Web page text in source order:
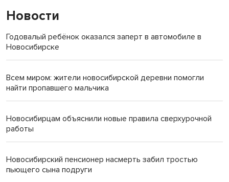
Новости
Годовалый ребёнок оказался заперт в автомобиле в
Новосибирске
Всем миром: жители новосибирской деревни помогли
найти пропавшего мальчика
Новосибирцам объяснили новые правила сверхурочной
работы
Новосибирский пенсионер насмерть забил тростью
пьющего сына подруги